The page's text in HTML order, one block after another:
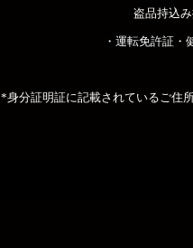
盗品持込
・運転免許証
*身分証明証に記載されているご住